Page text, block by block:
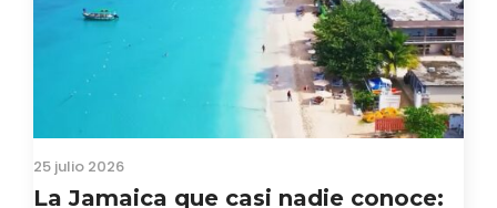
25 julio 2026
La Jamaica que casi nadie conoce: